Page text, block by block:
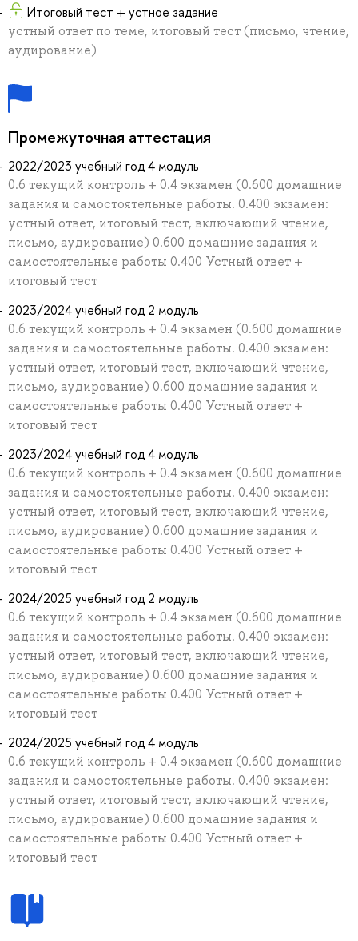
Итоговый тест + устное задание
устный ответ по теме, итоговый тест (письмо, чтение,
аудирование)
Промежуточная аттестация
2022/2023 учебный год 4 модуль
0.6 текущий контроль + 0.4 экзамен (0.600 домашние
задания и самостоятельные работы. 0.400 экзамен:
устный ответ, итоговый тест, включающий чтение,
письмо, аудирование) 0.600 домашние задания и
самостоятельные работы 0.400 Устный ответ +
итоговый тест
2023/2024 учебный год 2 модуль
0.6 текущий контроль + 0.4 экзамен (0.600 домашние
задания и самостоятельные работы. 0.400 экзамен:
устный ответ, итоговый тест, включающий чтение,
письмо, аудирование) 0.600 домашние задания и
самостоятельные работы 0.400 Устный ответ +
итоговый тест
2023/2024 учебный год 4 модуль
0.6 текущий контроль + 0.4 экзамен (0.600 домашние
задания и самостоятельные работы. 0.400 экзамен:
устный ответ, итоговый тест, включающий чтение,
письмо, аудирование) 0.600 домашние задания и
самостоятельные работы 0.400 Устный ответ +
итоговый тест
2024/2025 учебный год 2 модуль
0.6 текущий контроль + 0.4 экзамен (0.600 домашние
задания и самостоятельные работы. 0.400 экзамен:
устный ответ, итоговый тест, включающий чтение,
письмо, аудирование) 0.600 домашние задания и
самостоятельные работы 0.400 Устный ответ +
итоговый тест
2024/2025 учебный год 4 модуль
0.6 текущий контроль + 0.4 экзамен (0.600 домашние
задания и самостоятельные работы. 0.400 экзамен:
устный ответ, итоговый тест, включающий чтение,
письмо, аудирование) 0.600 домашние задания и
самостоятельные работы 0.400 Устный ответ +
итоговый тест